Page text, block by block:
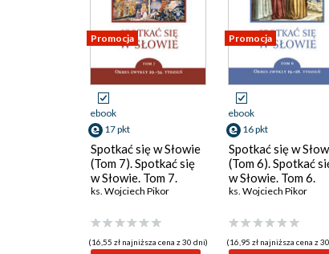
Promocja
ebook
17 pkt
Spotkać się w Słowie
(Tom 7). Spotkać się
w Słowie. Tom 7.
Okres zwykły, 29.34.
ks. Wojciech Pikor
(16,55 zł najniższa cena z 30 dni)
Promocja
ebook
16 pkt
Spotkać się w
(Tom 6). Spotkać
w Słowie. Tom 6.
Okres zwykły,
ks. Wojciech Pikor
(16,95 zł najniższa cena z